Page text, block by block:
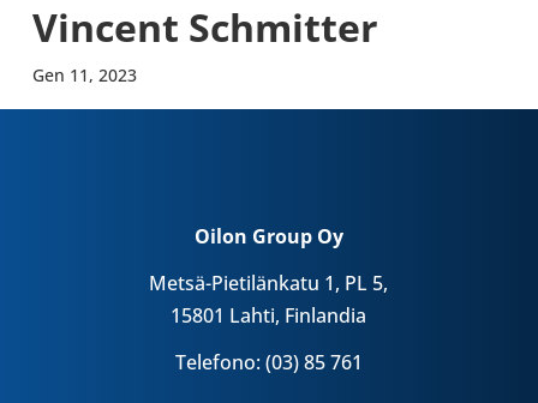
Vincent Sch­mit­ter
Gen 11, 2023
Oilon Group Oy
Metsä-Pietilänkatu 1, PL 5,
15801 Lahti, Finlandia
Telefono: (03) 85 761